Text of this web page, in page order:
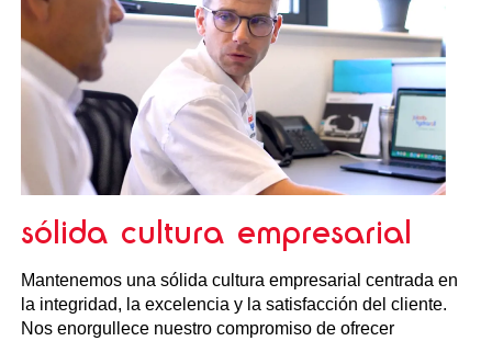
sólida cultura empresarial
Mantenemos una sólida cultura empresarial centrada en
la integridad, la excelencia y la satisfacción del cliente.
Nos enorgullece nuestro compromiso de ofrecer